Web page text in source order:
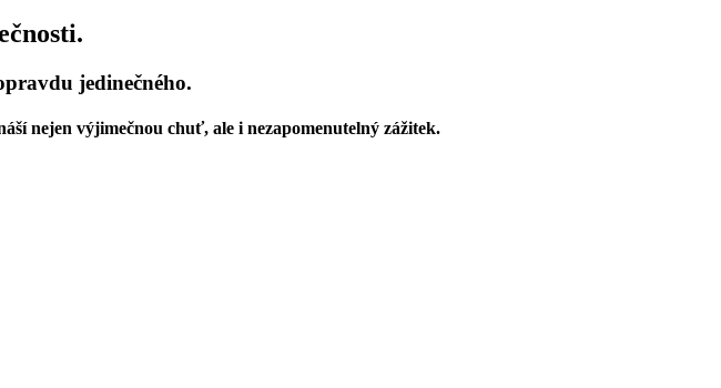
jedinečného.
nejen výjimečnou chuť, ale i nezapomenutelný zážitek.